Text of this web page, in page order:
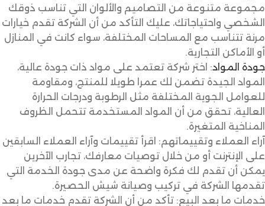
مجموعة متنوعة من التصاميم والألوان التي تناسب ذوقك
الشخصي واحتياجاتك، عليك التأكد من أن الشركة تقدم خيارات
مرنة تتناسب مع المساحات المختلفة، سواء كانت في المنازل
أو الأماكن التجارية.
جودة المواد: اختر شركة تعتمد على مواد ذات جودة عالية،
المواد الجيدة تضمن لك عمرا طويلا للمنتج، ومقاومة
للعوامل الجوية المختلفة مثل الرطوبة ودرجات الحرارة
العالية، تحقق من أن المواد المستخدمة تتحمل الظروف
المناخية المتغيرة.
آراء العملاء وتقييماتهم: اقرأ تقييمات وآراء العملاء السابقين
على الإنترنت أو من خلال توصيات معارفك، تجارب الآخرين
يمكن أن تقدم لك فكرة واضحة عن مدى جودة الخدمة التي
تقدمها الشركة في تركيب وصيانة شيش الحصيرة.
خدمات ما بعد البيع: تأكد من أن الشركة تقدم خدمات ما بعد